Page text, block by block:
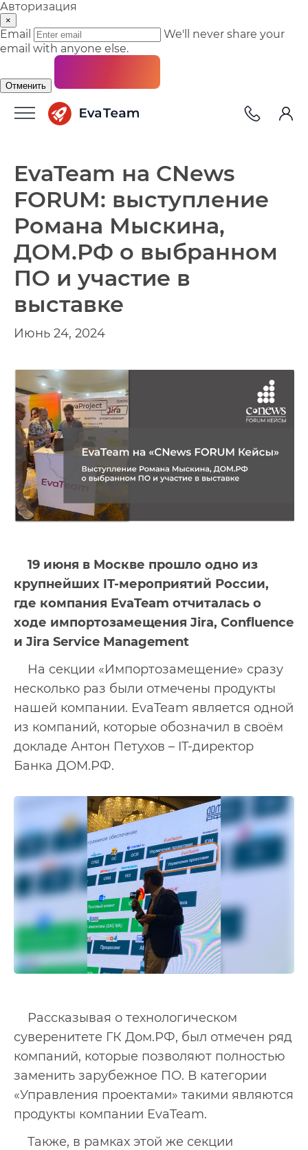
Авторизация
×
Email
We'll never share your
email with anyone else.
Отменить
EvaTeam на CNews
FORUM: выступление
Романа Мыскина,
ДОМ.РФ о выбранном
ПО и участие в
выставке
Июнь 24, 2024
19 июня в Москве прошло одно из
крупнейших IT-мероприятий России,
где компания EvaTeam отчиталась о
ходе импортозамещения Jira, Confluence
и Jira Service Management
На секции «Импортозамещение» сразу
несколько раз были отмечены продукты
нашей компании. EvaTeam является одной
из компаний, которые обозначил в своём
докладе Антон Петухов – IT-директор
Банка ДОМ.РФ.
Рассказывая о технологическом
суверенитете ГК Дом.РФ, был отмечен ряд
компаний, которые позволяют полностью
заменить зарубежное ПО. В категории
«Управления проектами» такими являются
продукты компании EvaTeam.
Также, в рамках этой же секции